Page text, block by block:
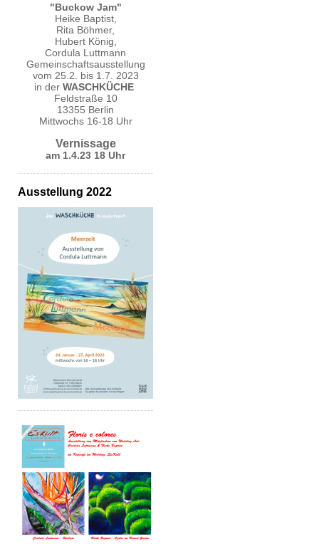
"Buckow Jam"
Heike Baptist,
Rita Böhmer,
Hubert König,
Cordula Luttmann
Gemeinschaftsausstellung
vom 25.2. bis 1.7. 2023
in der WASCHKÜCHE
Feldstraße 10
13355 Berlin
Mittwochs 16-18 Uhr
Vernissage
am 1.4.23 18 Uhr
Ausstellung 2022